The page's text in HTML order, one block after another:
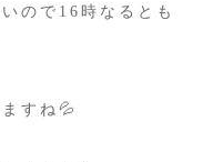
ので16時なるとも
すね💦